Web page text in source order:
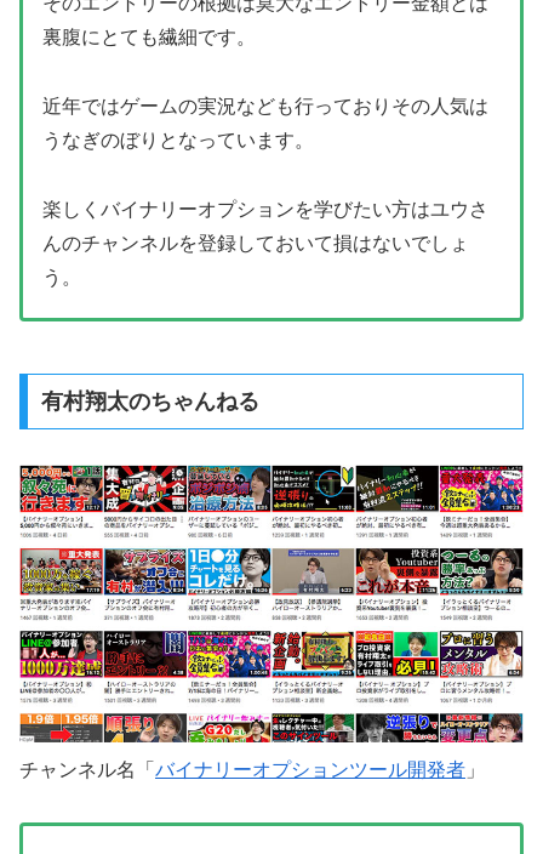
裏腹にとても繊細です。
近年ではゲームの実況なども行っておりその人気は
うなぎのぼりとなっています。
楽しくバイナリーオプションを学びたい方はユウさ
んのチャンネルを登録しておいて損はないでしょ
う。
有村翔太のちゃんねる
チャンネル名「 バイナリーオプションツール開発者 」